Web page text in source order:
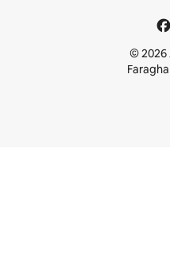
© 2026
Faragha